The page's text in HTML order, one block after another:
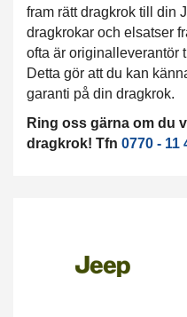
fram rätt dragkrok till din
dragkrokar och elsatser
ofta är originalleverantör
Detta gör att du kan
garanti på din dragkrok.
Ring oss gärna om du
dragkrok! Tfn 0770 - 11